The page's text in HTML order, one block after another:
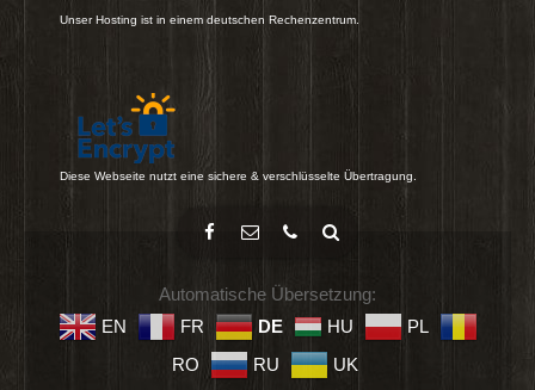
Unser Hosting ist in einem deutschen Rechenzentrum.
Diese Webseite nutzt eine sichere & verschlüsselte Übertragung.
Automatische Übersetzung:
EN
FR DE HU
PL
RO
RU UK